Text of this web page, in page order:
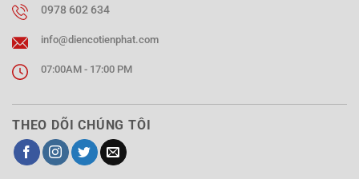
0978 602 634
info@diencotienphat.com
07:00AM - 17:00 PM
THEO DÕI CHÚNG TÔI